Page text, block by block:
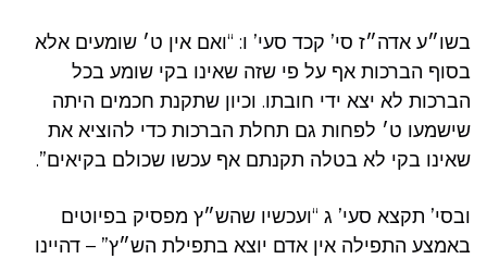
בשו״ע אדה״ז סי’ קכד סעי’ ו: “ואם אין ט׳ שומעים אלא
בסוף הברכות אף על פי שזה שאינו בקי שומע בכל
הברכות לא יצא ידי חובתו. וכיון שתקנת חכמים היתה
שישמעו ט׳ לפחות גם תחלת הברכות כדי להוציא את
שאינו בקי לא בטלה תקנתם אף עכשו שכולם בקיאים”.
ובסי’ תקצא סעי’ ג “ועכשיו שהש״ץ מפסיק בפיוטים
באמצע התפילה אין אדם יוצא בתפילת הש״ץ” – דהיינו